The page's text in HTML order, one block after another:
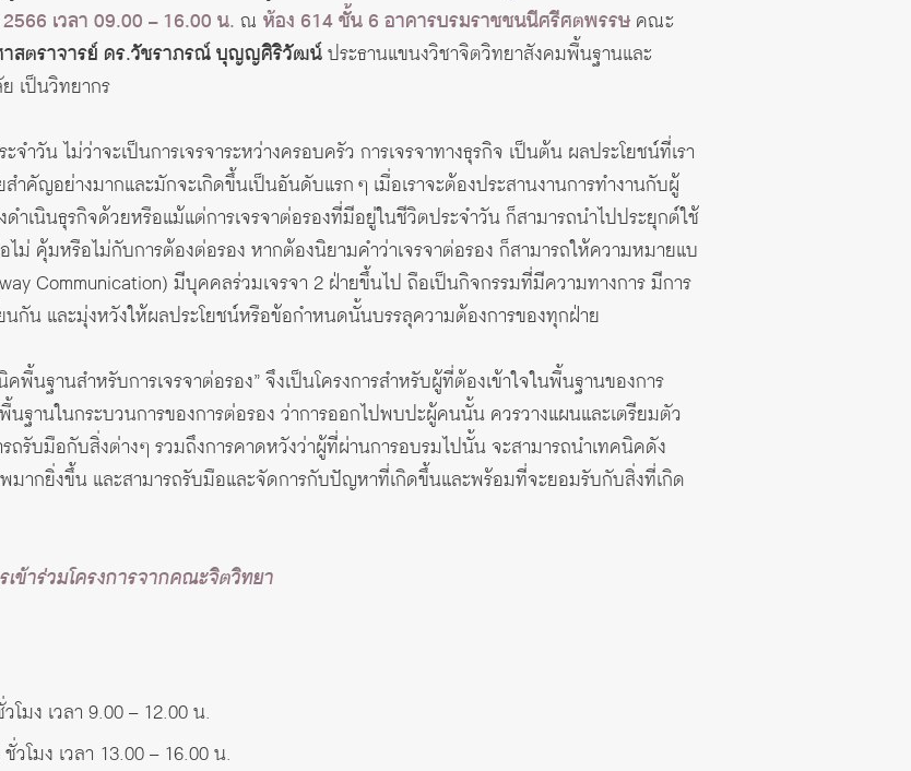
เวลา 09.00 – 16.00 น. ณ ห้อง 614 ชั้น 6 อาคารบรมราชชนนีศรีศตพรรษ คณะ
าสตราจารย์ ดร.วัชราภรณ์ บุญญศิริวัฒน์ประธานแขนงวิชาจิตวิทยาสังคมพื้นฐานและ
เป็นวิทยากร
ำวัน ไม่ว่าจะเป็นการเจรจาระหว่างครอบครัว การเจรจาทางธุรกิจ เป็นต้น ผลประโยชน์ที่เรา
สำคัญอย่างมากและมักจะเกิดขึ้นเป็นอันดับแรก ๆ เมื่อเราจะต้องประสานงานการทำงานกับผู้
ดำเนินธุรกิจด้วยหรือแม้แต่การเจรจาต่อรองที่มีอยู่ในชีวิตประจำวัน ก็สามารถนำไปประยุกต์ใช้
ม่ คุ้มหรือไม่กับการต้องต่อรอง หากต้องนิยามคำว่าเจรจาต่อรอง ก็สามารถให้ความหมายแบ
Communication) มีบุคคลร่วมเจรจา 2 ฝ่ายขึ้นไป ถือเป็นกิจกรรมที่มีความทางการ มีการ
กัน และมุ่งหวังให้ผลประโยชน์หรือข้อกำหนดนั้นบรรลุความต้องการของทุกฝ่าย
พื้นฐานสำหรับการเจรจาต่อรอง” จึงเป็นโครงการสำหรับผู้ที่ต้องเข้าใจในพื้นฐานของการ
นฐานในกระบวนการของการต่อรอง ว่าการออกไปพบปะผู้คนนั้น ควรวางแผนและเตรียมตัว
รถรับมือกับสิ่งต่างๆ รวมถึงการคาดหวังว่าผู้ที่ผ่านการอบรมไปนั้น จะสามารถนำเทคนิคดัง
ากยิ่งขึ้น และสามารถรับมือและจัดการกับปัญหาที่เกิดขึ้นและพร้อมที่จะยอมรับกับสิ่งที่เกิด
เข้าร่วมโครงการจากคณะจิตวิทยา
โมง เวลา 9.00 – 12.00 น.
โมง เวลา 13.00 – 16.00 น.